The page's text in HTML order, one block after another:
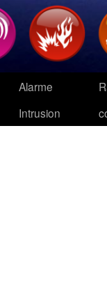
Alarme
Intrusion